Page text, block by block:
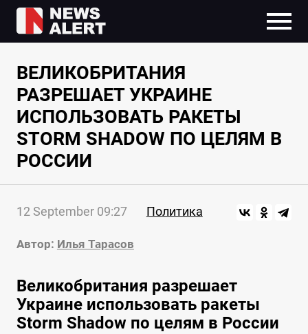
ВЕЛИКОБРИТАНИЯ
РАЗРЕШАЕТ УКРАИНЕ
ИСПОЛЬЗОВАТЬ РАКЕТЫ
STORM SHADOW ПО ЦЕЛЯМ В
РОССИИ
12 September 09:27 Политика
Автор: Илья Тарасов
Великобритания разрешает
Украине использовать ракеты
Storm Shadow по целям в России